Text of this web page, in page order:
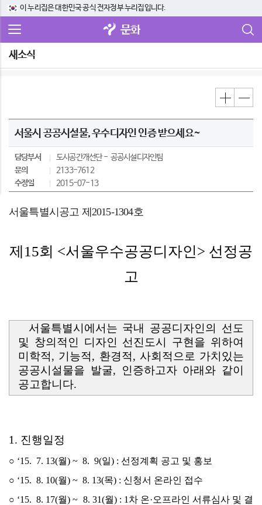
이 누리집은 대한민국 공식 전자정부 누리집입니다.
문화
새소식
서울시 공공시설물, 우수디자인 인증 받으세요~
담당부서 도시공간개선단
공공시설디자인팀
문의
2133-7612
수정일
2015-07-13
서울특별시공고 제2015-1304호
제15회 <서울우수공공디자인> 선정공
고
서울특별시에서는 국내 공공디자인의 선도
및 창의적인 디자인 선진도시 구현을 위하여
미학적, 기능적, 환경적, 사회적으로 가치있는
공공시설물을 발굴, 인증하고자 아래와 같이
공고합니다.
1. 진행일정
○ ‘15. 7. 13(월) ~ 8. 9(일) : 선정계획 공고 및 홍보
○ ‘15. 8. 10(월) ~ 8. 13(목) : 신청서 온라인 접수
○ ‘15. 8. 17(월) ~ 8. 31(월) : 1차 온·오프라인 서류심사 및 결